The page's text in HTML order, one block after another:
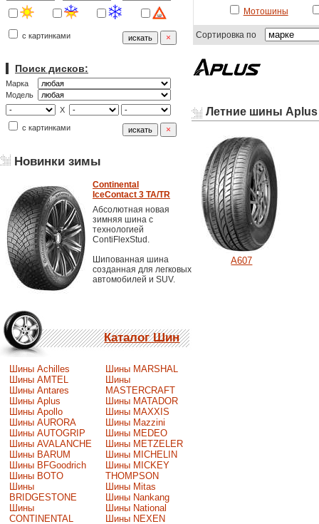
с картинками
Поиск дисков:
Марка
Модель
X
с картинками
Новинки зимы
Continental
IceContact 3 TA/TR
Абсолютная новая
зимняя шина с
технологией
ContiFlexStud.
Шипованная шина
созданная для легковых
автомобилей и SUV.
Каталог Шин
Шины Achilles
Шины AMTEL
Шины Antares
Шины Aplus
Шины Apollo
Шины AURORA
Шины AUTOGRIP
Шины AVALANCHE
Шины BARUM
Шины BFGoodrich
Шины BOTO
Шины
BRIDGESTONE
Шины
CONTINENTAL
Шины MARSHAL
Шины
MASTERCRAFT
Шины MATADOR
Шины MAXXIS
Шины Mazzini
Шины MEDEO
Шины METZELER
Шины MICHELIN
Шины MICKEY
THOMPSON
Шины Mitas
Шины Nankang
Шины National
Шины NEXEN
Мотошины
Сортировка по
Летние шины Aplus
A607